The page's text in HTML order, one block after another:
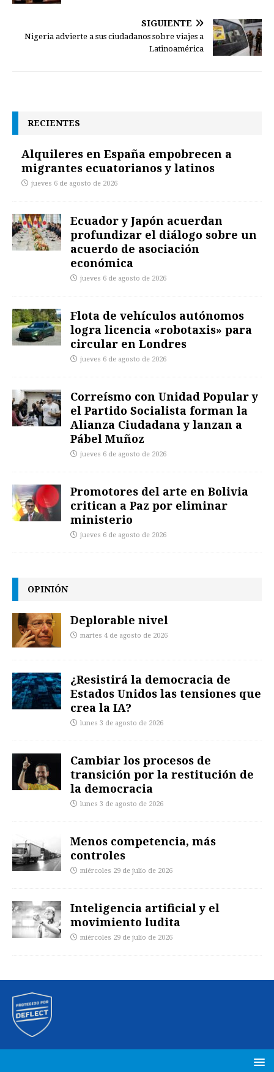
SIGUIENTE
Nigeria advierte a sus ciudadanos sobre viajes a
Latinoamérica
RECIENTES
Alquileres en España empobrecen a
migrantes ecuatorianos y latinos
jueves 6 de agosto de 2026
Ecuador y Japón acuerdan
profundizar el diálogo sobre un
acuerdo de asociación
económica
jueves 6 de agosto de 2026
Flota de vehículos autónomos
logra licencia «robotaxis» para
circular en Londres
jueves 6 de agosto de 2026
Correísmo con Unidad Popular y
el Partido Socialista forman la
Alianza Ciudadana y lanzan a
Pábel Muñoz
jueves 6 de agosto de 2026
Promotores del arte en Bolivia
critican a Paz por eliminar
ministerio
jueves 6 de agosto de 2026
OPINIÓN
Deplorable nivel
martes 4 de agosto de 2026
¿Resistirá la democracia de
Estados Unidos las tensiones que
crea la IA?
lunes 3 de agosto de 2026
Cambiar los procesos de
transición por la restitución de
la democracia
lunes 3 de agosto de 2026
Menos competencia, más
controles
miércoles 29 de julio de 2026
Inteligencia artificial y el
movimiento ludita
miércoles 29 de julio de 2026